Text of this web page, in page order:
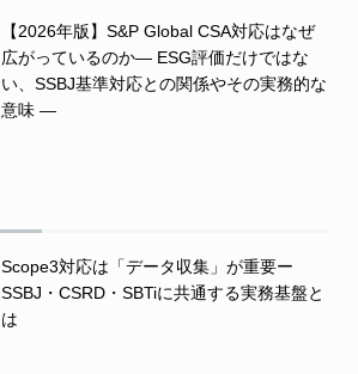
【2026年版】S&P Global CSA対応はなぜ
広がっているのか― ESG評価だけではな
い、SSBJ基準対応との関係やその実務的な
意味 ―
Scope3対応は「データ収集」が重要ー
SSBJ・CSRD・SBTiに共通する実務基盤と
は